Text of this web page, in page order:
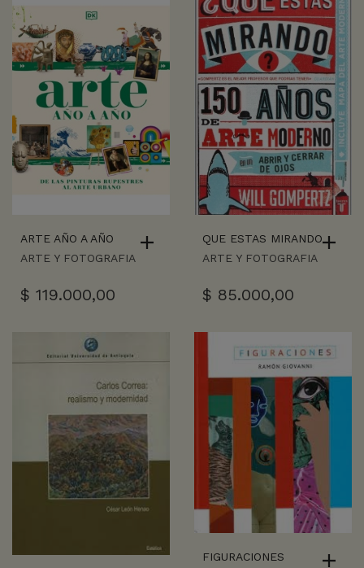
ARTE AÑO A AÑO
ARTE Y FOTOGRAFIA
$ 119.000,00
QUE ESTAS MIRANDO
ARTE Y FOTOGRAFIA
$ 85.000,00
FIGURACIONES